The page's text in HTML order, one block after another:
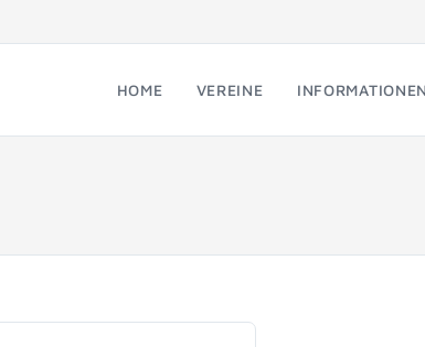
HOME VEREINE INFORMATIONEN